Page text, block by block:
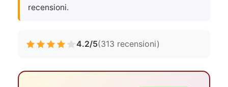
recensioni.
4.2/5(313 recensioni)